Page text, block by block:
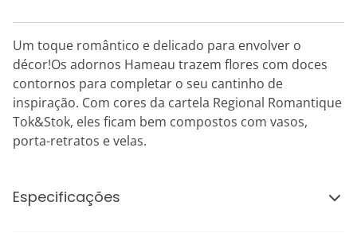
Um toque romântico e delicado para envolver o
décor!Os adornos Hameau trazem flores com doces
contornos para completar o seu cantinho de
inspiração. Com cores da cartela Regional Romantique
Tok&Stok, eles ficam bem compostos com vasos,
porta-retratos e velas.
Especificações